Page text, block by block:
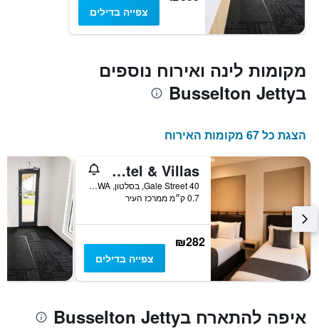
צפייה בדילים
מקומות לינה ואירוח נוספים
בBusselton Jetty
הצגת כל 67 מקומות האירוח
Busselton Gale Street Motel & Villas
40 Gale Street, בסלטון, WA, אוסטרליה
0.7 ק״מ ממרכז העיר
₪282
צפייה בדילים
איפה להתארח בBusselton Jetty